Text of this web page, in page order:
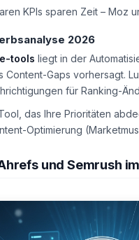
KPIs sparen Zeit – Moz
2026
tools liegt in der
Content-Gaps vorhersagt.
für Ranking-
das Ihre Prioritäten
Optimierung
und Semrush